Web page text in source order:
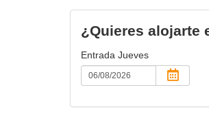
¿Quieres alojarte
Entrada Jueves